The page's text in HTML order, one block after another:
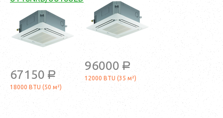
67150 a
18000 BTU (50 м²)
96000 a
12000 BTU (35 м²)